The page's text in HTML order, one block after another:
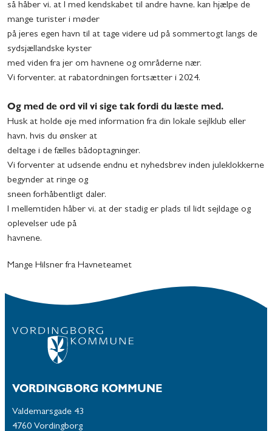
så håber vi, at I med kendskabet til andre havne, kan hjælpe de
mange turister i møder
på jeres egen havn til at tage videre ud på sommertogt langs de
sydsjællandske kyster
med viden fra jer om havnene og områderne nær.
Vi forventer, at rabatordningen fortsætter i 2024.
Og med de ord vil vi sige tak fordi du læste med.
Husk at holde øje med information fra din lokale sejlklub eller
havn, hvis du ønsker at
deltage i de fælles bådoptagninger.
Vi forventer at udsende endnu et nyhedsbrev inden juleklokkerne
begynder at ringe og
sneen forhåbentligt daler.
I mellemtiden håber vi, at der stadig er plads til lidt sejldage og
oplevelser ude på
havnene.
Mange Hilsner fra Havneteamet
VORDINGBORG KOMMUNE
Valdemarsgade 43
4760 Vordingborg